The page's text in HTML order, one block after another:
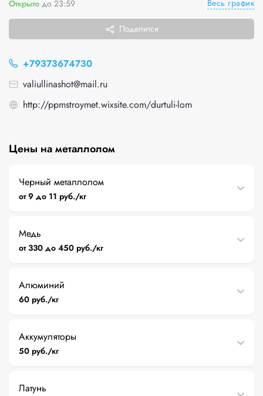
Открыто до 23:59 Весь график
Поделится
+79373674730
valiullinashot@mail.ru
http://ppmstroymet.wixsite.com/durtuli-lom
Цены на металлолом
Черный металлолом
от 9 до 11 руб./кг
Медь
от 330 до 450 руб./кг
Алюминий
60 руб./кг
Аккумуляторы
50 руб./кг
Латунь